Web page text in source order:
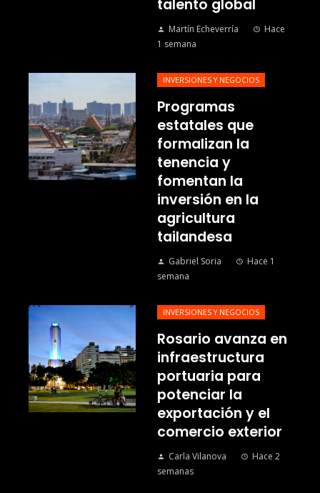
talento global
Martín Echeverría
Hace
1 semana
INVERSIONES Y NEGOCIOS
Programas
estatales que
formalizan la
tenencia y
fomentan la
inversión en la
agricultura
tailandesa
Gabriel Soria
Hace 1
semana
INVERSIONES Y NEGOCIOS
Rosario avanza en
infraestructura
portuaria para
potenciar la
exportación y el
comercio exterior
Carla Vilanova
Hace 2
semanas